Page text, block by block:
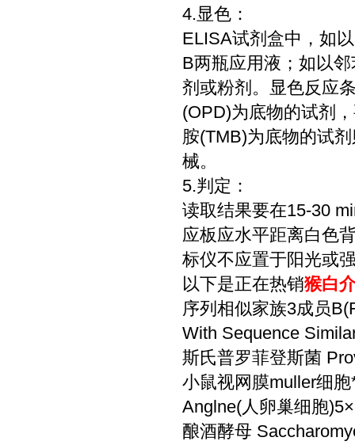
4.显色：
ELISA试剂盒中，如
B两瓶应用液；如以
剂或粉剂。显色反应
(OPD)为底物的试剂
胺(TMB)为底物的试
械。
5.判定：
读取结果要在15-30
应板应水平距离白色
标仪不应置于阳光或
以下是正在热销猴白
序列相似家族3成员
With Sequence
斯氏普罗菲登斯菌
小鼠视网膜muller细
Anglne(人卵巢细胞
酿酒酵母